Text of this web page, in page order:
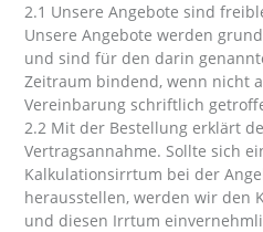
2.1 Unsere Angebote sind
Unsere Angebote werden
und sind für den darin
Zeitraum bindend, wenn nicht
Vereinbarung schriftlich
2.2 Mit der Bestellung erklärt
Vertragsannahme. Sollte sich
Kalkulationsirrtum bei der
herausstellen, werden wir den
und diesen Irrtum